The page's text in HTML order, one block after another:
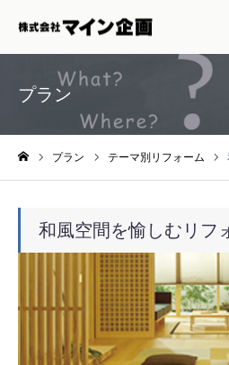
プラン
プラン テーマ別リフォーム
和風空間を愉しむリフ